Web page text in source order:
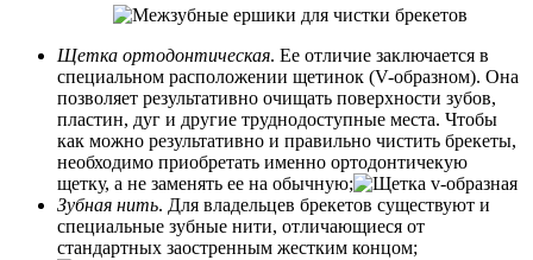
Щетка ортодонтическая. Ее отличие заключается в
специальном расположении щетинок (V-образном). Она
позволяет результативно очищать поверхности зубов,
пластин, дуг и другие труднодоступные места. Чтобы
как можно результативно и правильно чистить брекеты,
необходимо приобретать именно ортодонтичекую
щетку, а не заменять ее на обычную;
Зубная нить. Для владельцев брекетов существуют и
специальные зубные нити, отличающиеся от
стандартных заостренным жестким концом;